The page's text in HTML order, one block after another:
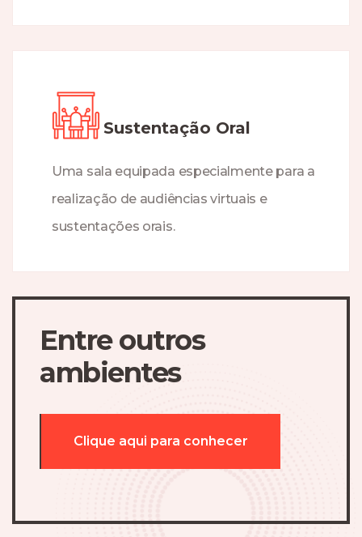
Sustentação Oral
Uma sala equipada especialmente para a
realização de audiências virtuais e
sustentações orais.
Entre outros
ambientes
Clique aqui para conhecer